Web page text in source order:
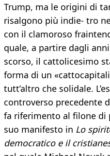
Trump, ma le origini di
risalgono più indie- tro
con il clamoroso
quale, a partire dagli
scorso, il cattolicesimo
forma di un
tutt’altro che solidale.
controverso precedente
fa riferimento al filone di
suo manifesto in Lo
democratico e il